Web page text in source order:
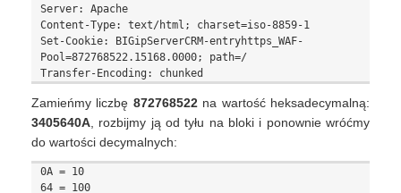
Server: Apache
Content-Type: text/html; charset=iso-8859-1
Set-Cookie: BIGipServerCRM-entryhttps_WAF-
Pool=872768522.15168.0000; path=/
Zamieńmy liczbę 872768522na wartość heksadecymalną:
3405640A , rozbijmy ją od tyłu na bloki i ponownie wróćmy
do wartości decymalnych:
0A = 10
64 = 100